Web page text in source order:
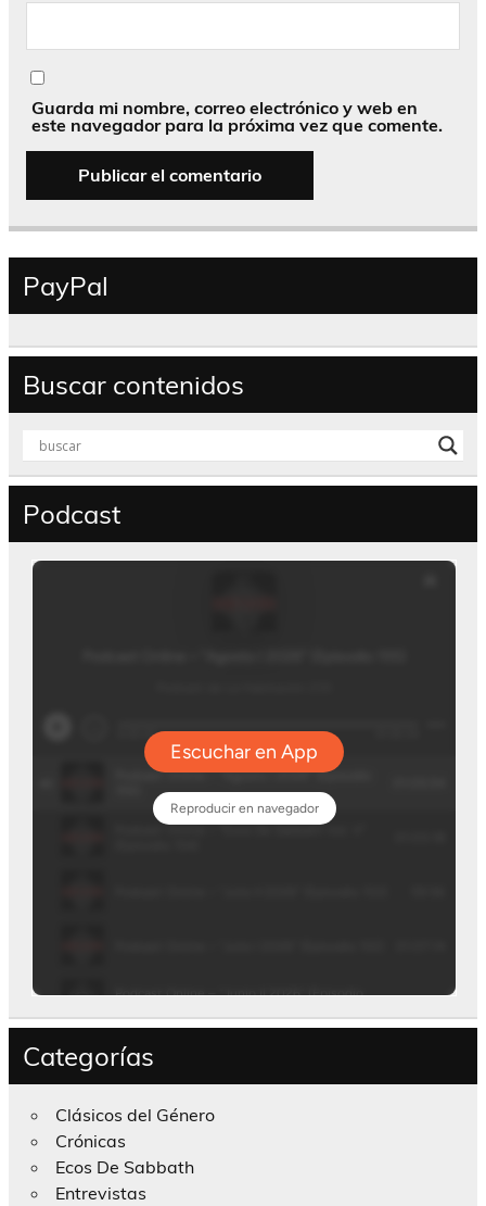
Guarda mi nombre, correo electrónico y web en
este navegador para la próxima vez que comente.
PayPal
Buscar contenidos
Podcast
Categorías
Clásicos del Género
Crónicas
Ecos De Sabbath
Entrevistas